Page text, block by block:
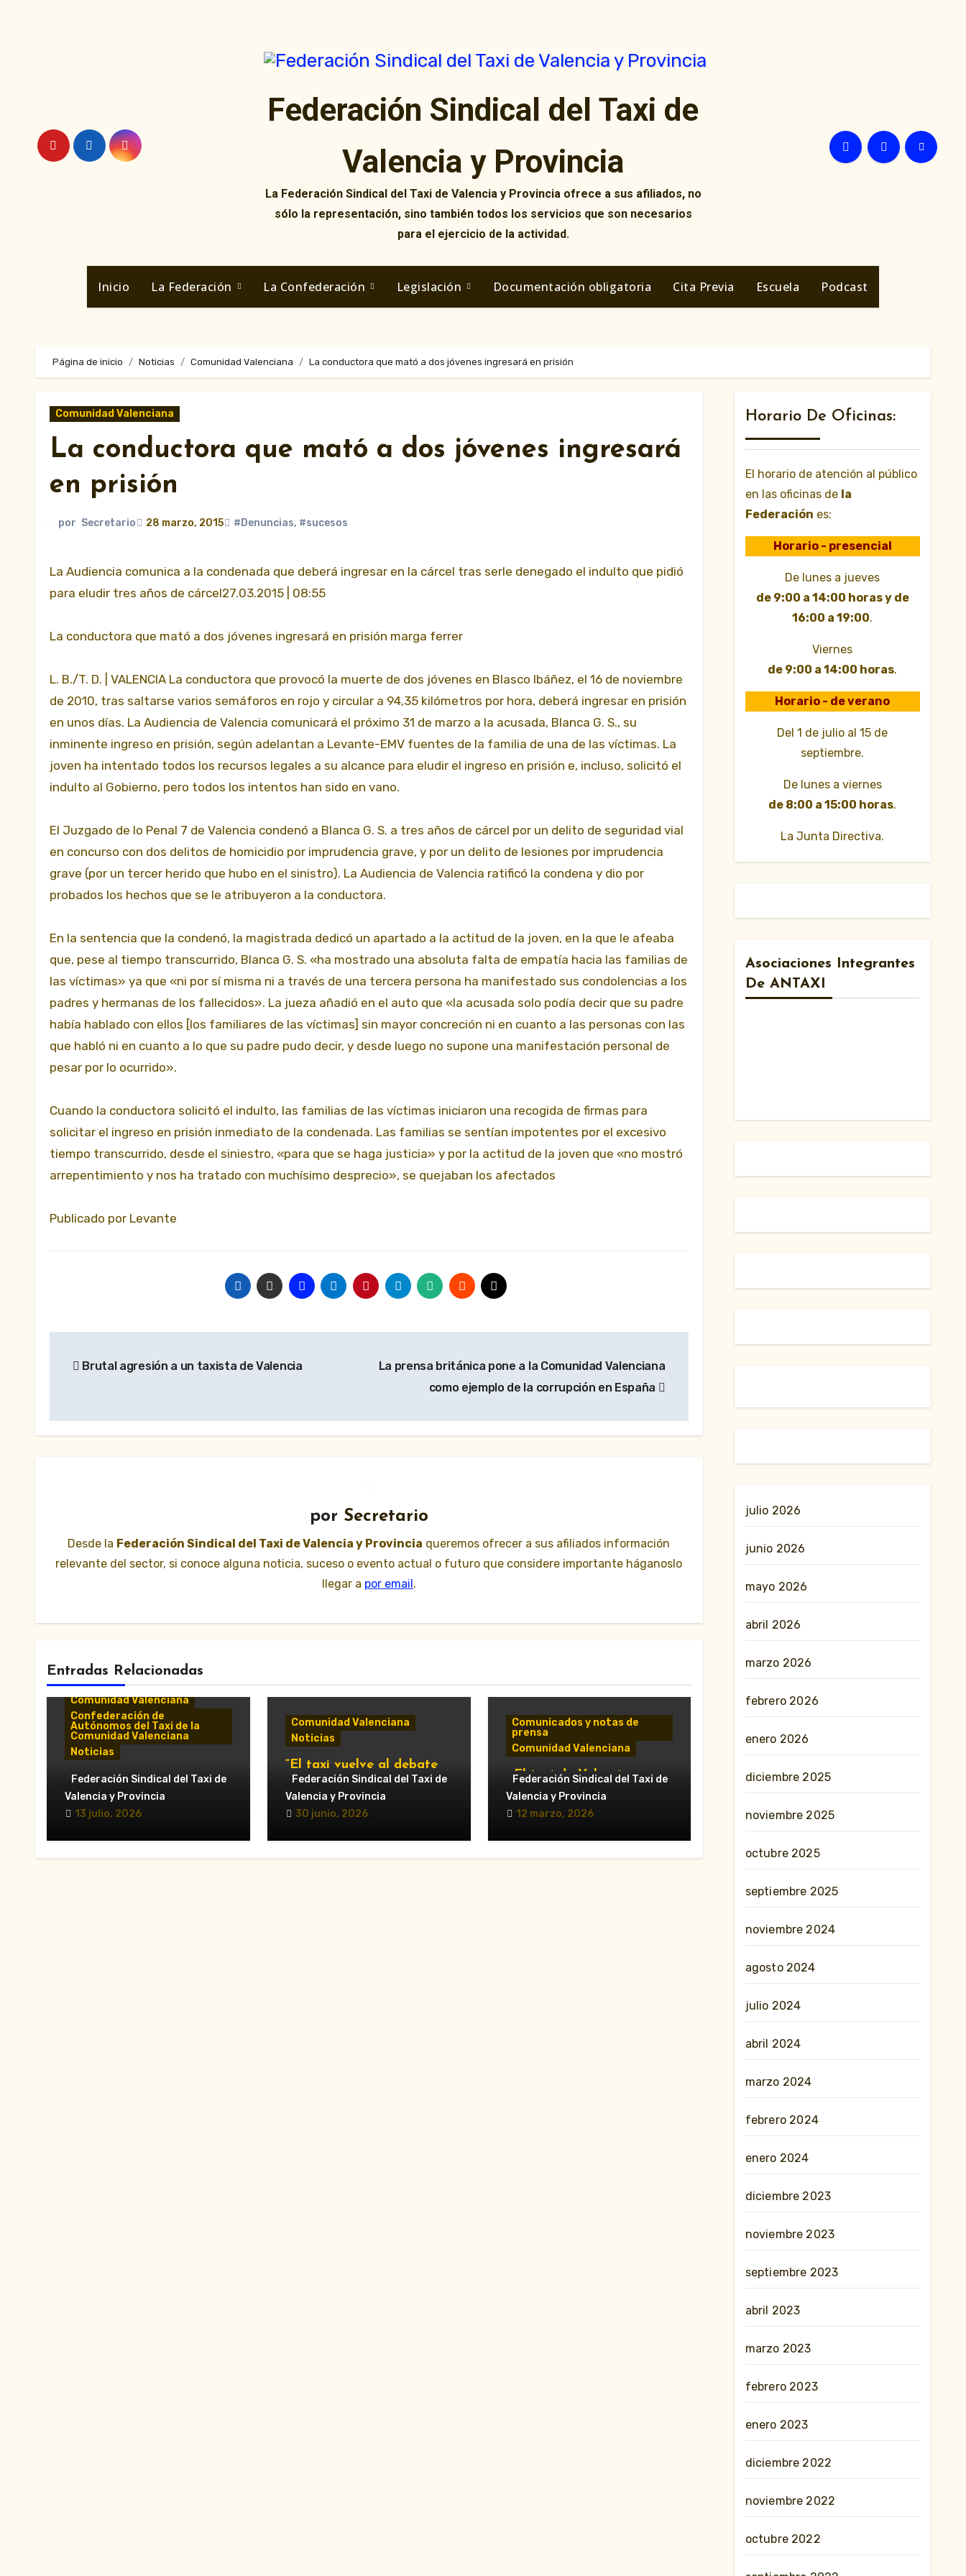
Federación Sindical del Taxi de
Valencia y Provincia
La Federación Sindical del Taxi de Valencia y Provincia ofrece a sus afiliados, no
sólo la representación, sino también todos los servicios que son necesarios
para el ejercicio de la actividad.
Inicio La Federación La Confederación Legislación Documentación obligatoria Cita Previa Escuela Podcast
Página de inicio Noticias Comunidad Valenciana La conductora que mató a dos jóvenes ingresará en prisión
Comunidad Valenciana
La conductora que mató a dos jóvenes ingresará
en prisión
por Secretario 28 marzo, 2015 #Denuncias, #sucesos
La Audiencia comunica a la condenada que deberá ingresar en la cárcel tras serle denegado el indulto que pidió
para eludir tres años de cárcel27.03.2015 | 08:55
La conductora que mató a dos jóvenes ingresará en prisión marga ferrer
L. B./T. D. | VALENCIA La conductora que provocó la muerte de dos jóvenes en Blasco Ibáñez, el 16 de noviembre
de 2010, tras saltarse varios semáforos en rojo y circular a 94,35 kilómetros por hora, deberá ingresar en prisión
en unos días. La Audiencia de Valencia comunicará el próximo 31 de marzo a la acusada, Blanca G. S., su
inminente ingreso en prisión, según adelantan a Levante-EMV fuentes de la familia de una de las víctimas. La
joven ha intentado todos los recursos legales a su alcance para eludir el ingreso en prisión e, incluso, solicitó el
indulto al Gobierno, pero todos los intentos han sido en vano.
El Juzgado de lo Penal 7 de Valencia condenó a Blanca G. S. a tres años de cárcel por un delito de seguridad vial
en concurso con dos delitos de homicidio por imprudencia grave, y por un delito de lesiones por imprudencia
grave (por un tercer herido que hubo en el sinistro). La Audiencia de Valencia ratificó la condena y dio por
probados los hechos que se le atribuyeron a la conductora.
En la sentencia que la condenó, la magistrada dedicó un apartado a la actitud de la joven, en la que le afeaba
que, pese al tiempo transcurrido, Blanca G. S. «ha mostrado una absoluta falta de empatía hacia las familias de
las víctimas» ya que «ni por sí misma ni a través de una tercera persona ha manifestado sus condolencias a los
padres y hermanas de los fallecidos». La jueza añadió en el auto que «la acusada solo podía decir que su padre
había hablado con ellos [los familiares de las víctimas] sin mayor concreción ni en cuanto a las personas con las
que habló ni en cuanto a lo que su padre pudo decir, y desde luego no supone una manifestación personal de
pesar por lo ocurrido».
Cuando la conductora solicitó el indulto, las familias de las víctimas iniciaron una recogida de firmas para
solicitar el ingreso en prisión inmediato de la condenada. Las familias se sentían impotentes por el excesivo
tiempo transcurrido, desde el siniestro, «para que se haga justicia» y por la actitud de la joven que «no mostró
arrepentimiento y nos ha tratado con muchísimo desprecio», se quejaban los afectados
Publicado por Levante
de Brutal agresión a un taxista de Valencia
La prensa británica pone a la Comunidad Valenciana
como ejemplo de la corrupción en España
por Secretario
Desde la Federación Sindical del Taxi de Valencia y Provincia queremos ofrecer a sus afiliados información
relevante del sector, si conoce alguna noticia, suceso o evento actual o futuro que considere importante háganoslo
llegar a por email.
Entradas Relacionadas
Comunicados y notas de
prensa
Comunidad Valenciana
Confederación de
Autónomos del Taxi de la
Comunidad Valenciana
Noticias
«El taxi de Alicante
muestra su desánimo tras
una reunión “infructuosa”
con la Conselleria por el
Decreto Ley 5/2026»
Federación Sindical del Taxi de
Valencia y Provincia
13 julio, 2026
Comunidad Valenciana
Noticias
“El taxi vuelve al debate
municipal: Compromís pide
al Ayuntamiento de
València que respalde al
en la regulación de las
VTC.”
Federación Sindical del Taxi de
Valencia y Provincia
30 junio, 2026
Comunicados y notas de
prensa
Comunidad Valenciana
«El taxi de Valencia
convoca huelga “japonesa”
los días 14 y 18 de marzo
durante las Fallas»
Federación Sindical del Taxi de
Valencia y Provincia
12 marzo, 2026
Horario De Oficinas:
El horario de atención al público
en las oficinas de la
Federación es:
Horario - presencial
De lunes a jueves
de 9:00 a 14:00 horas y de
16:00 a 19:00.
Viernes
de 9:00 a 14:00 horas.
Horario - de verano
Del 1 de julio al 15 de
septiembre.
De lunes a viernes
de 8:00 a 15:00 horas.
La Junta Directiva.
Asociaciones Integrantes
De ANTAXI
julio 2026
junio 2026
mayo 2026
abril 2026
marzo 2026
febrero 2026
enero 2026
diciembre 2025
noviembre 2025
octubre 2025
septiembre 2025
noviembre 2024
agosto 2024
julio 2024
abril 2024
marzo 2024
febrero 2024
enero 2024
diciembre 2023
noviembre 2023
septiembre 2023
abril 2023
marzo 2023
febrero 2023
enero 2023
diciembre 2022
noviembre 2022
octubre 2022